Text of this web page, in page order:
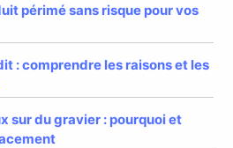
périmé sans risque pour vos
: comprendre les raisons et les
sur du gravier : pourquoi et